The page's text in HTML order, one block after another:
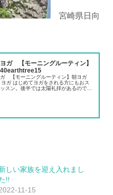
宮崎県日向
ガ 【モーニングルーティン】
ガ 【モーニングルーティン】朝ヨガ
ガ ​はじめてヨガをされる方にもおス
スン。後半では太陽礼拝があるので朝
しい家族を迎え入れまし
!!
11-15